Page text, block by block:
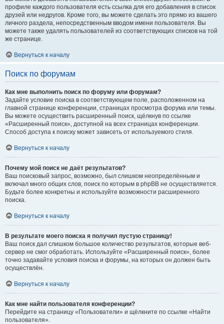
профиле каждого пользователя есть ссылка для его добавления в список
друзей или недругов. Кроме того, вы можете сделать это прямо из вашего
личного раздела, непосредственным вводом имени пользователя. Вы
можете также удалять пользователей из соответствующих списков на той
же странице.
Вернуться к началу
Поиск по форумам
Как мне выполнить поиск по форуму или форумам?
Задайте условие поиска в соответствующем поле, расположенном на
главной странице конференции, страницах просмотра форума или темы.
Вы можете осуществить расширенный поиск, щёлкнув по ссылке
«Расширенный поиск», доступной на всех страницах конференции.
Способ доступа к поиску может зависеть от используемого стиля.
Вернуться к началу
Почему мой поиск не даёт результатов?
Ваш поисковый запрос, возможно, был слишком неопределённым и
включал много общих слов, поиск по которым в phpBB не осуществляется.
Будьте более конкретны и используйте возможности расширенного
поиска.
Вернуться к началу
В результате моего поиска я получил пустую страницу!
Ваш поиск дал слишком большое количество результатов, которые веб-
сервер не смог обработать. Используйте «Расширенный поиск», более
точно задавайте условия поиска и форумы, на которых он должен быть
осуществлён.
Вернуться к началу
Как мне найти пользователя конференции?
Перейдите на страницу «Пользователи» и щёлкните по ссылке «Найти
пользователя».